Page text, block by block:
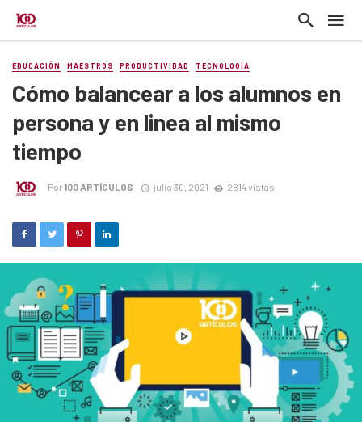
EDUCACIÓN MAESTROS PRODUCTIVIDAD TECNOLOGÍA
Cómo balancear a los alumnos en
persona y en linea al mismo
tiempo
Por100 ARTÍCULOS julio 30, 2021 2814 vistas